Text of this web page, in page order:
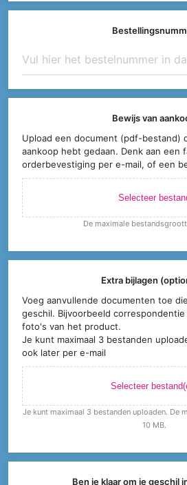
Bewijs van
Upload een document (pdf-bestand)
aankoop hebt gedaan. Denk aan een
orderbevestiging per e-mail, of een
Selecteer
De maximale
Extra bijlagen
Voeg aanvullende documenten toe
geschil. Bijvoorbeeld
foto's van het product.
Je kunt maximaal 3 bestanden
ook later per e-mail
Selecteer
Je kunt maximaal 3 bestanden uploaden. De
10 MB.
Ben je klaar om je geschil